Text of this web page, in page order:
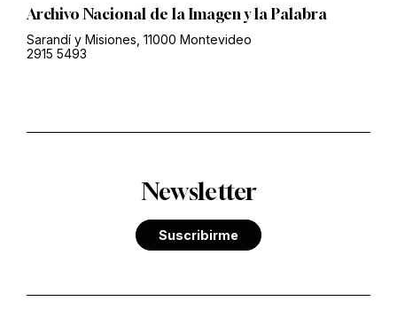
Archivo Nacional de la Imagen y la Palabra
Sarandí y Misiones, 11000 Montevideo
2915 5493
Newsletter
Suscribirme